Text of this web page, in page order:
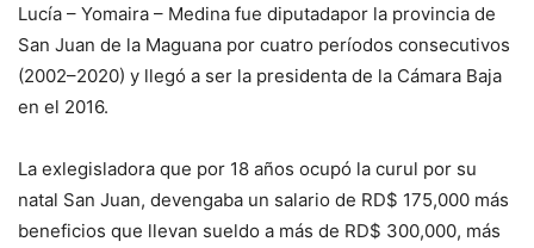
Lucía – Yomaira – Medina fue diputadapor la provincia de
San Juan de la Maguana por cuatro períodos consecutivos
(2002–2020) y llegó a ser la presidenta de la Cámara Baja
en el 2016.
La exlegisladora que por 18 años ocupó la curul por su
natal San Juan, devengaba un salario de RD$ 175,000 más
beneficios que llevan sueldo a más de RD$ 300,000, más